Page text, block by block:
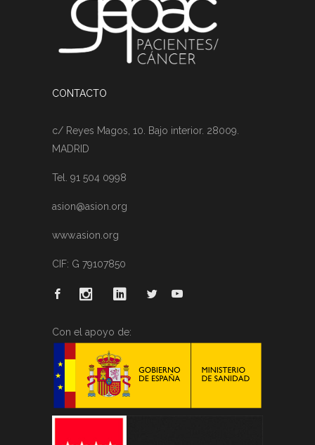
CONTACTO
c/ Reyes Magos, 10. Bajo interior. 28009.
MADRID
Tel. 91 504 0998
asion@asion.org
www.asion.org
CIF: G 79107850
Con el apoyo de: